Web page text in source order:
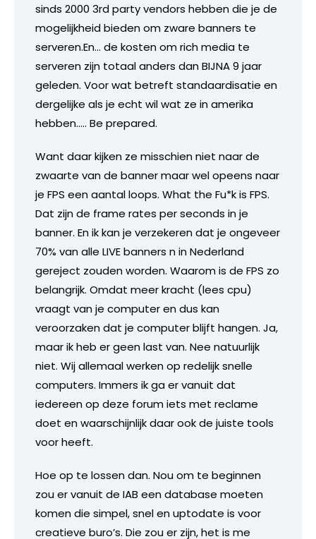
sinds 2000 3rd party vendors hebben die je de
mogelijkheid bieden om zware banners te
serveren.En… de kosten om rich media te
serveren zijn totaal anders dan BIJNA 9 jaar
geleden. Voor wat betreft standaardisatie en
dergelijke als je echt wil wat ze in amerika
hebben….. Be prepared.
Want daar kijken ze misschien niet naar de
zwaarte van de banner maar wel opeens naar
je FPS een aantal loops. What the Fu*k is FPS.
Dat zijn de frame rates per seconds in je
banner. En ik kan je verzekeren dat je ongeveer
70% van alle LIVE banners n in Nederland
gereject zouden worden. Waarom is de FPS zo
belangrijk. Omdat meer kracht (lees cpu)
vraagt van je computer en dus kan
veroorzaken dat je computer blijft hangen. Ja,
maar ik heb er geen last van. Nee natuurlijk
niet. Wij allemaal werken op redelijk snelle
computers. Immers ik ga er vanuit dat
iedereen op deze forum iets met reclame
doet en waarschijnlijk daar ook de juiste tools
voor heeft.
Hoe op te lossen dan. Nou om te beginnen
zou er vanuit de IAB een database moeten
komen die simpel, snel en uptodate is voor
creatieve buro’s. Die zou er zijn, het is me